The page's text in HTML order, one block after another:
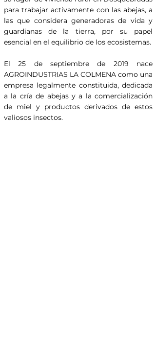
para trabajar activamente con las abejas, a
las que considera generadoras de vida y
guardianas de la tierra, por su papel
esencial en el equilibrio de los ecosistemas.
El 25 de septiembre de 2019 nace
AGROINDUSTRIAS LA COLMENA como una
empresa legalmente constituida, dedicada
a la cría de abejas y a la comercialización
de miel y productos derivados de estos
valiosos insectos.